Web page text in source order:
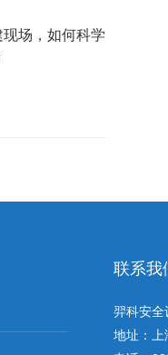
场，如何科学
联系我
羿科安全
地址：上